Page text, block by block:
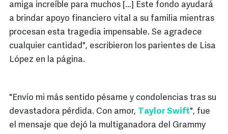
amiga increíble para muchos […] Este fondo ayudará
a brindar apoyo financiero vital a su familia mientras
procesan esta tragedia impensable. Se agradece
cualquier cantidad", escribieron los parientes de Lisa
López en la página.
"Envío mi más sentido pésame y condolencias tras su
devastadora pérdida. Con amor, Taylor Swift", fue
el mensaje que dejó la multiganadora del Grammy